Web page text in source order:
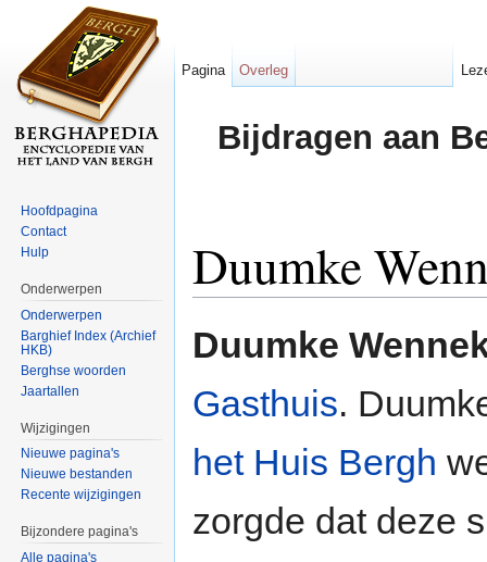
Bijdragen aan
Duumke
Duumke
Gasthuis.
het Huis Bergh
zorgde dat deze
Pagina Overleg
Hoofdpagina
Contact
Hulp
Onderwerpen
Onderwerpen
Barghief Index (Archief
HKB)
Berghse woorden
Jaartallen
Wijzigingen
Nieuwe pagina's
Nieuwe bestanden
Recente wijzigingen
Bijzondere pagina's
Alle pagina's